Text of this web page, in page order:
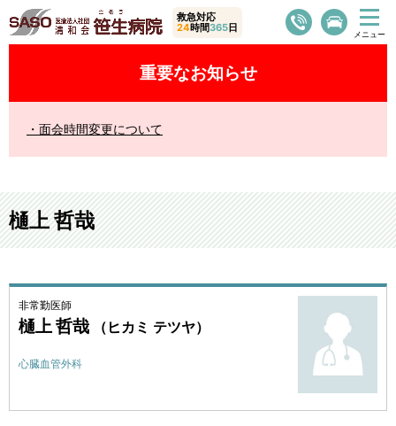
救急対応
24時間365日
重要なお知らせ
面会時間変更について
樋上 哲哉
非常勤医師
樋上 哲哉 （ヒカミ テツヤ）
心臓血管外科